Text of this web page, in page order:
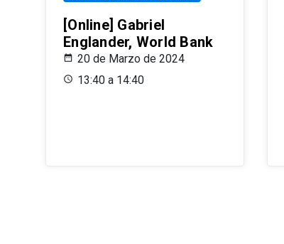
[Online] Gabriel
Englander, World Bank
20 de Marzo de 2024
13:40 a 14:40